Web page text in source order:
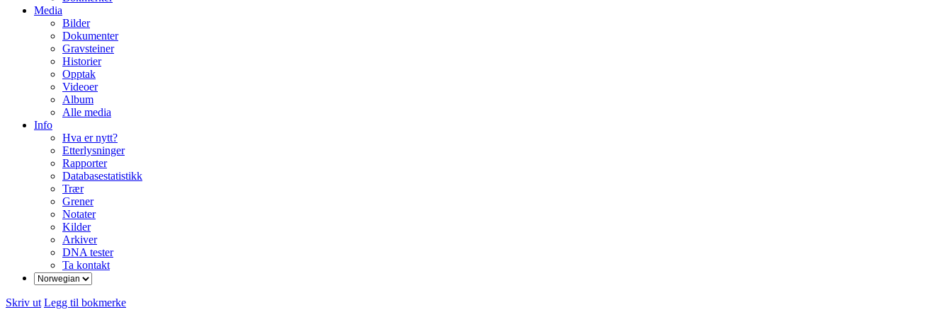
Media
Bilder
Dokumenter
Gravsteiner
Historier
Opptak
Videoer
Album
Alle media
Info
Hva er nytt?
Etterlysninger
Rapporter
Databasestatistikk
Trær
Grener
Notater
Kilder
Arkiver
DNA tester
Ta kontakt
Skriv ut Legg til bokmerke